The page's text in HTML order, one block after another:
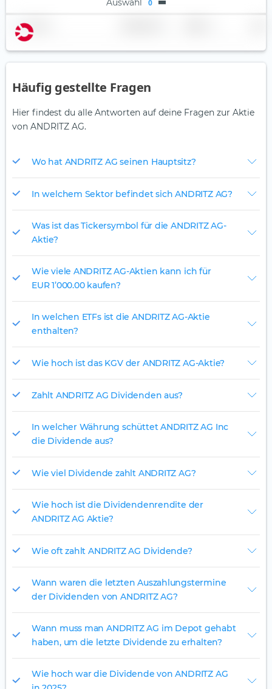
Auswahl 0
Name
Häufig gestellte Fragen
Hier findest du alle Antworten auf deine Fragen zur Aktie
von ANDRITZ AG.
Wo hat ANDRITZ AG seinen Hauptsitz?
In welchem Sektor befindet sich ANDRITZ AG?
Was ist das Tickersymbol für die ANDRITZ AG-
Aktie?
Wie viele ANDRITZ AG-Aktien kann ich für
EUR 1’000.00 kaufen?
In welchen ETFs ist die ANDRITZ AG-Aktie
enthalten?
Wie hoch ist das KGV der ANDRITZ AG-Aktie?
Zahlt ANDRITZ AG Dividenden aus?
In welcher Währung schüttet ANDRITZ AG Inc
die Dividende aus?
Wie viel Dividende zahlt ANDRITZ AG?
Wie hoch ist die Dividendenrendite der
ANDRITZ AG Aktie?
Wie oft zahlt ANDRITZ AG Dividende?
Wann waren die letzten Auszahlungstermine
der Dividenden von ANDRITZ AG?
Wann muss man ANDRITZ AG im Depot gehabt
haben, um die letzte Dividende zu erhalten?
Wie hoch war die Dividende von ANDRITZ AG